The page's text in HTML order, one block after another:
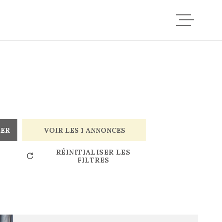
VOIR LES 1 ANNONCES
RÉINITIALISER LES
FILTRES